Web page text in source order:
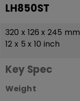
LH850ST
320 x 126 x 245 mm
12 x 5 x 10 inch
Key Spec
Weight